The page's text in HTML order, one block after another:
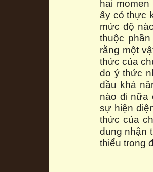
hai
ấy có thực
mức độ
thuộc
rằng một
thức của
do ý thức
dầu khả
nào đi nữa
sự hiện
thức của
dung nhận
thiểu trong